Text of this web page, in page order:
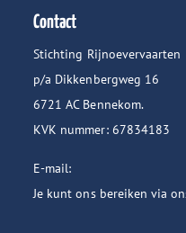
Contact
Stichting Rijnoevervaarten
p/a Dikkenbergweg 16
6721 AC Bennekom.
KVK nummer: 67834183
E-mail:
Je kunt ons bereiken via